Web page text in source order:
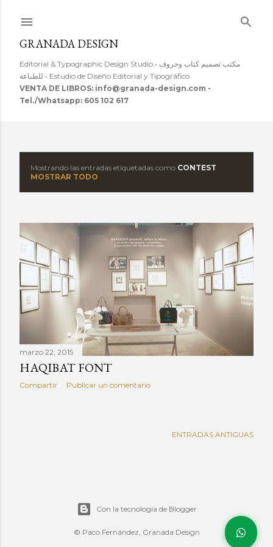
GRANADA DESIGN
Editorial & Typographic Design Studio • مكتب تصميم كتاب وحروف
للطباعة • Estudio de Diseño Editorial y Tipográfico
VENTA DE LIBROS: info@granada-design.com -
Tel./Whatsapp: 605 102 617
t
r
a
d
a
s
Mostrando las entradas etiquetadas como CONTEST
MOSTRAR TODO
marzo 22, 2015
HAQIBAT FONT
Compartir Publicar un comentario
ENTRADAS ANTIGUAS
Con la tecnología de Blogger
© Paco Fernández, Granada Design